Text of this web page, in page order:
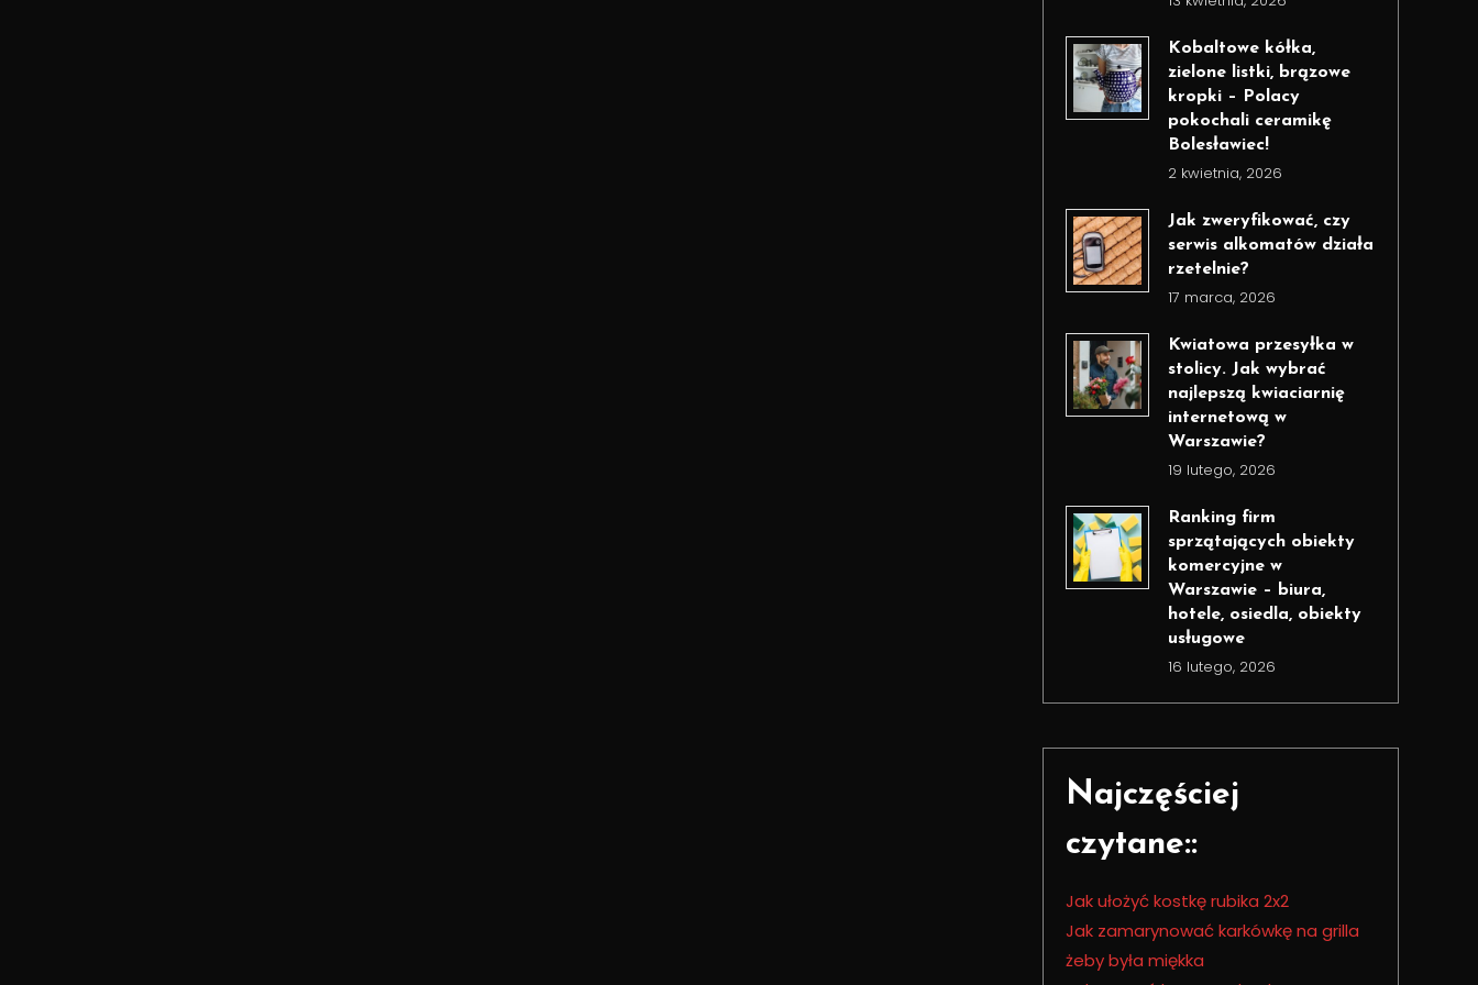
Kobaltowe kółka,
zielone listki, brązowe
kropki – Polacy
pokochali ceramikę
Bolesławiec!
2 kwietnia, 2026
Jak zweryfikować, czy
serwis alkomatów działa
rzetelnie?
17 marca, 2026
Kwiatowa przesyłka w
stolicy. Jak wybrać
najlepszą kwiaciarnię
internetową w
Warszawie?
19 lutego, 2026
Ranking firm
sprzątających obiekty
komercyjne w
Warszawie – biura,
hotele, osiedla, obiekty
usługowe
16 lutego, 2026
Najczęściej
czytane::
Jak ułożyć kostkę rubika 2x2
Jak zamarynować karkówkę na grilla
żeby była miękka